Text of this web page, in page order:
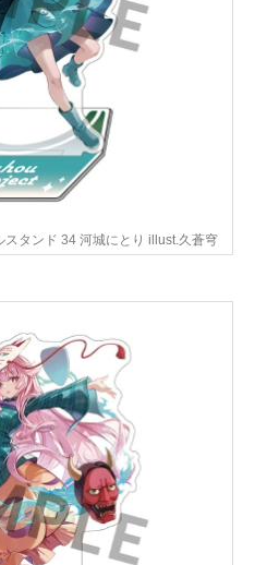
タンド 34 河城にとり illust.久蒼穹